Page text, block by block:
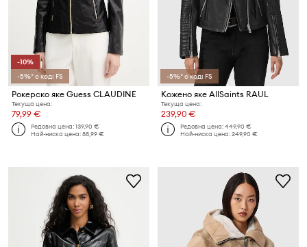
-10%
-5%* с код: FS
Рокерско яке Guess CLAUDINE
Текуща цена:
79,99 €
Редовна цена:139,90 €
Най-ниска цена:88,99 €
-5%* с код: FS
Кожено яке AllSaints RAUL
Текуща цена:
239,90 €
Редовна цена:449,90 €
Най-ниска цена:249,90 €